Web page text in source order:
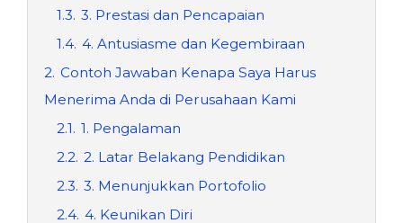
1.3. 3. Prestasi dan Pencapaian
1.4. 4. Antusiasme dan Kegembiraan
2. Contoh Jawaban Kenapa Saya Harus
Menerima Anda di Perusahaan Kami
2.1. 1. Pengalaman
2.2. 2. Latar Belakang Pendidikan
2.3. 3. Menunjukkan Portofolio
2.4. 4. Keunikan Diri